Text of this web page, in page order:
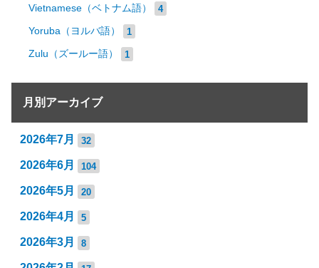
Vietnamese（ベトナム語） 4
Yoruba（ヨルバ語） 1
Zulu（ズールー語） 1
月別アーカイブ
2026年7月 32
2026年6月 104
2026年5月 20
2026年4月 5
2026年3月 8